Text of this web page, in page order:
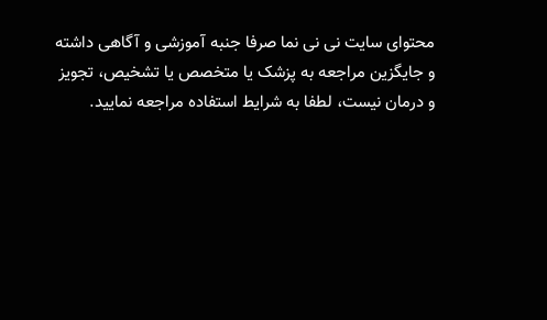
محتوای سایت نی نی نما صرفا جنبه آموزشی و آگاهی داشته
و جایگزین مراجعه به پزشک یا متخصص یا تشخیص، تجویز
و درمان نیست، لطفا بهشرایط استفاده مراجعه نمایید.